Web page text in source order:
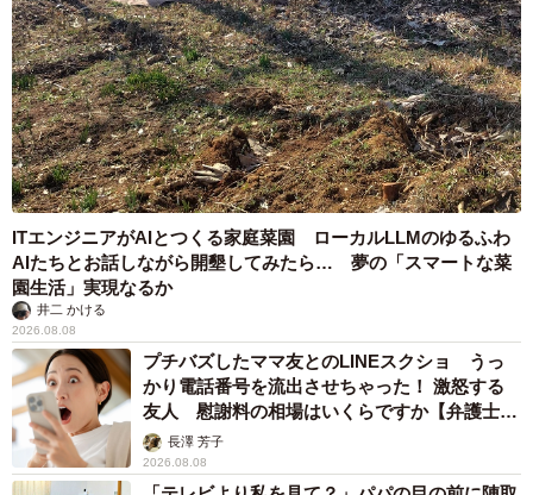
ITエンジニアがAIとつくる家庭菜園 ローカルLLMのゆるふわ
AIたちとお話しながら開墾してみたら… 夢の「スマートな菜
園生活」実現なるか
井二 かける
2026.08.08
プチバズしたママ友とのLINEスクショ うっ
かり電話番号を流出させちゃった！ 激怒する
友人 慰謝料の相場はいくらですか【弁護士が
解説】長澤 芳子
2026.08.08